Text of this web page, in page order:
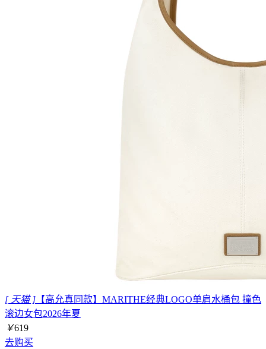
[ 天猫 ] 【高允真同款】MARITHE经典LOGO单肩水桶包 撞色
滚边女包2026年夏
￥619
去购买